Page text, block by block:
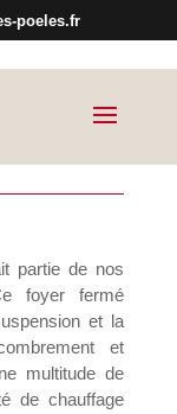
poeles.fr
partie de nos
foyer fermé
et la
et
multitude de
de chauffage